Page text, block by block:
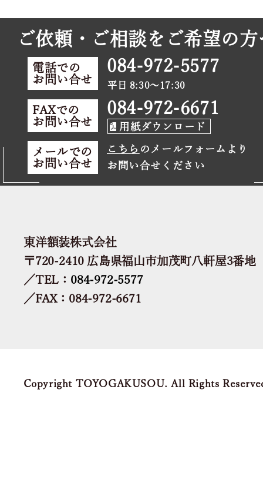
ご依頼・ご相談をご希望の方
電話での
お問い合せ
084-972-5577
平日 8:30～17:30
FAXでの
お問い合せ
084-972-6671
用紙ダウンロード
メールでの
お問い合せ
こちら のメールフォームより
お問い合せください
東洋額装株式会社
〒720-2410 広島県福山市加茂町八軒屋3番地
／TEL： 084-972-5577
／FAX：084-972-6671
Copyright TOYOGAKUSOU. All Rights